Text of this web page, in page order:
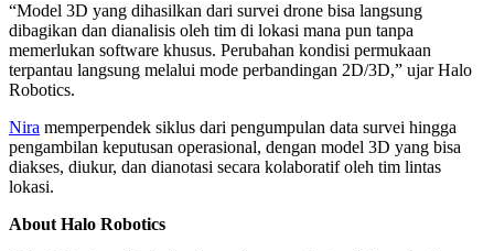
“Model 3D yang dihasilkan dari survei drone bisa langsung
dibagikan dan dianalisis oleh tim di lokasi mana pun tanpa
memerlukan software khusus. Perubahan kondisi permukaan
terpantau langsung melalui mode perbandingan 2D/3D,” ujar Halo
Robotics.
Nira memperpendek siklus dari pengumpulan data survei hingga
pengambilan keputusan operasional, dengan model 3D yang bisa
diakses, diukur, dan dianotasi secara kolaboratif oleh tim lintas
lokasi.
About Halo Robotics